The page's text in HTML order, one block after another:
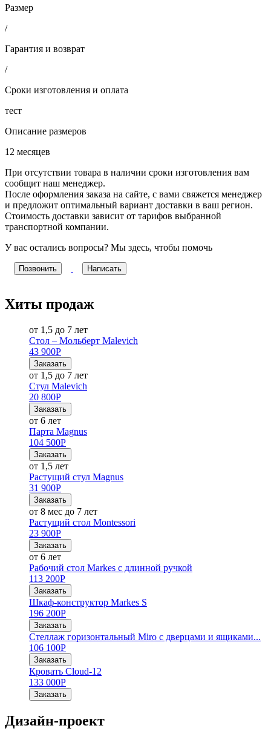
Размер
/
Гарантия и возврат
/
Сроки изготовления и оплата
тест
Описание размеров
12 месяцев
При отсутствии товара в наличии сроки изготовления вам
сообщит наш менеджер.
После оформления заказа на сайте, с вами свяжется менеджер
и предложит оптимальный вариант доставки в ваш регион.
Стоимость доставки зависит от тарифов выбранной
транспортной компании.
У вас остались вопросы? Мы здесь, чтобы помочь
Позвонить Написать
Хиты продаж
от 1,5 до 7 лет
Стол – Мольберт Malevich
43 900Р
Заказать
от 1,5 до 7 лет
Стул Malevich
20 800Р
Заказать
от 6 лет
Парта Magnus
104 500Р
Заказать
от 1,5 лет
Растущий стул Magnus
31 900Р
Заказать
от 8 мес до 7 лет
Растущий стол Montessori
23 900Р
Заказать
от 6 лет
Рабочий стол Markes с длинной ручкой
113 200Р
Заказать
Шкаф-конструктор Markes S
196 200Р
Заказать
Стеллаж горизонтальный Miro с дверцами и ящиками...
106 100Р
Заказать
Кровать Cloud-12
133 000Р
Заказать
Дизайн-проект